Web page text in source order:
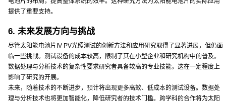
提供了重要支持。
6. 未来发展方向与挑战
尽管太阳能电池片IV PV光照测试的创新方法和应用研究取得了显著进展，但仍面
临一些挑战。测试设备的成本较高，限制了其在小型企业和研究机构中的普及。
数据处理与分析技术的复杂性要求研究者具备较高的专业技能，这在一定程度上
影响了研究的开展。
未来，随着技术的不断进步，预计将出现更多高效、低成本的测试设备。数据处
理与分析技术也将更加智能化，降低研究者的技术门槛。跨学科的合作将为太阳